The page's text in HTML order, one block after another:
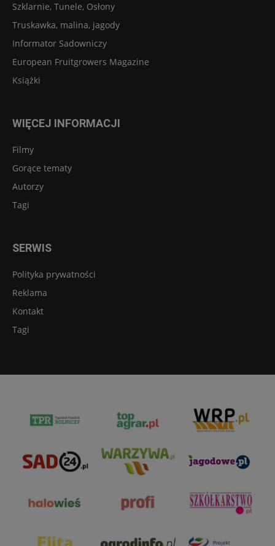
Szklarnie, Tunele, Osłony
Truskawka, malina, jagody
Informator Sadowniczy
European Fruitgrowers Magazine
Książki
WIĘCEJ INFORMACJI
Filmy
Gorące tematy
Autorzy
Tagi
SERWIS
Polityka prywatności
Reklama
Kontakt
Tagi